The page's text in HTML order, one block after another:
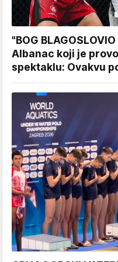
"BOG
Albanac koji je
spektaklu: Ovakvu